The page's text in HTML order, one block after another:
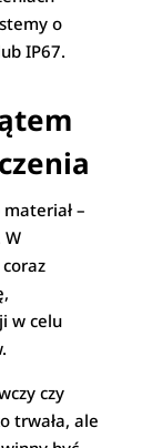
o
IP67.
–
W
w celu
czy
trwała, ale